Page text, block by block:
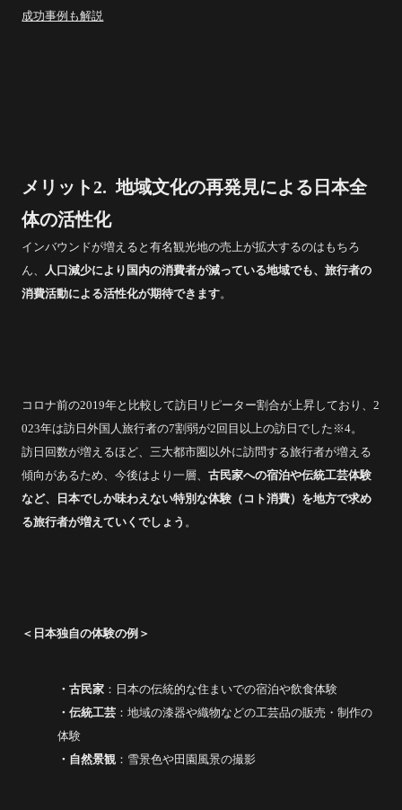
成功事例も解説
メリット2. 地域文化の再発見による日本全
体の活性化
インバウンドが増えると有名観光地の売上が拡大するのはもちろ
ん、 人口減少により国内の消費者が減っている地域でも、旅行者の
消費活動による活性化が期待できます。
コロナ前の2019年と比較して訪日リピーター割合が上昇しており、2
023年は訪日外国人旅行者の7割弱が2回目以上の訪日でした※4。
訪日回数が増えるほど、三大都市圏以外に訪問する旅行者が増える
傾向があるため、今後はより一層、古民家への宿泊や伝統工芸体験
など、日本でしか味わえない特別な体験（コト消費）を地方で求め
る旅行者が増えていくでしょう 。
＜日本独自の体験の例＞
・古民家 ：日本の伝統的な住まいでの宿泊や飲食体験
・伝統工芸 ：地域の漆器や織物などの工芸品の販売・制作の
体験
・自然景観 ：雪景色や田園風景の撮影